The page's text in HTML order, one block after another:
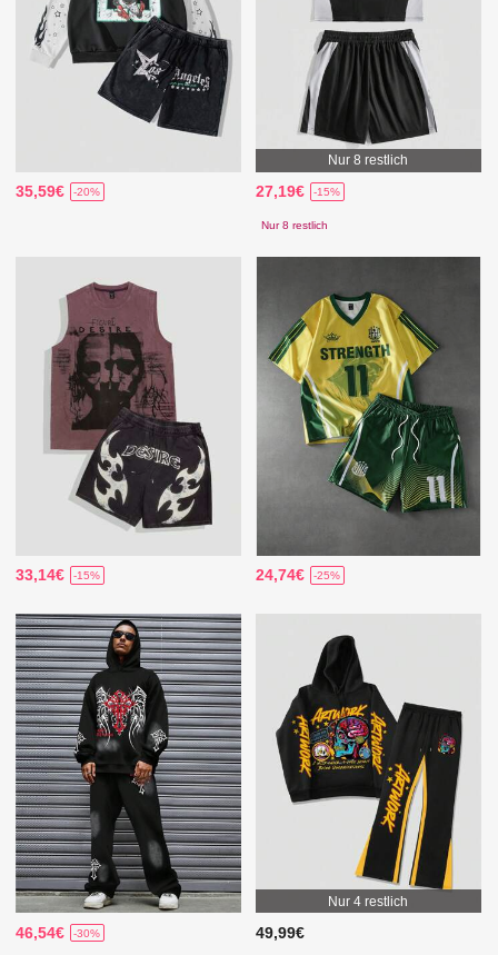
35,59€ -20%
Nur 8 restlich
27,19€ -15%
Nur 8 restlich
33,14€ -15% 24,74€ -25%
46,54€ -30%
Nur 4 restlich
49,99€